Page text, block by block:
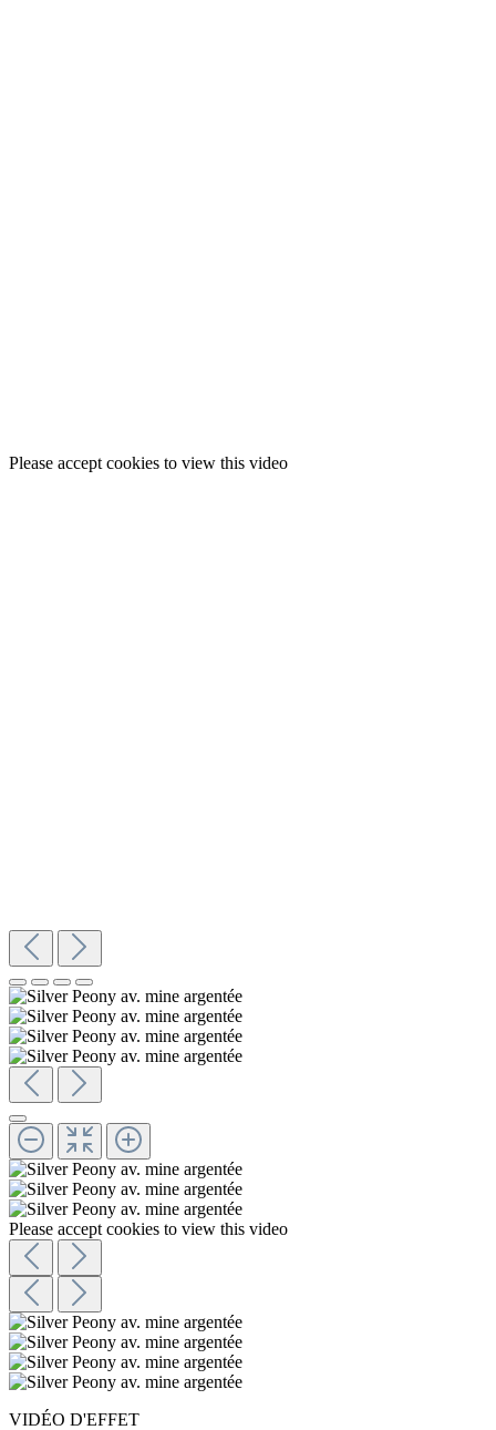
Please accept cookies to view this video
Please accept cookies to view this video
VIDÉO D'EFFET